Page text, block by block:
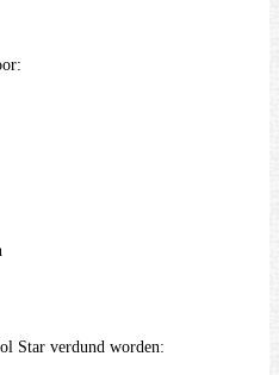
Star verdund worden: